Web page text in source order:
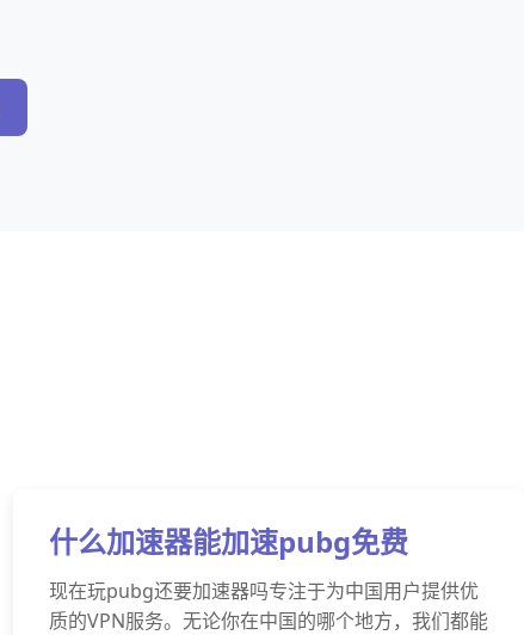
什么加速器能加速pubg免费
现在玩pubg还要加速器吗专注于为中国用户提供优
质的VPN服务。无论你在中国的哪个地方，我们都能